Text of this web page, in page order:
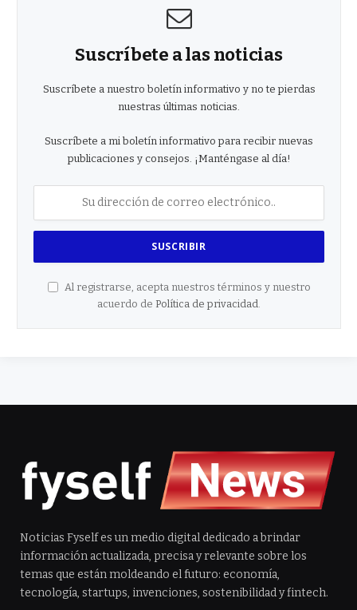
Suscríbete a las noticias
Suscríbete a nuestro boletín informativo y no te pierdas
nuestras últimas noticias.
Suscríbete a mi boletín informativo para recibir nuevas
publicaciones y consejos. ¡Manténgase al día!
Al registrarse, acepta nuestros términos y nuestro
acuerdo de Política de privacidad
Noticias Fyself es un medio digital dedicado a brindar
información actualizada, precisa y relevante sobre los
temas que están moldeando el futuro: economía,
tecnología, startups, invenciones, sostenibilidad y fintech.